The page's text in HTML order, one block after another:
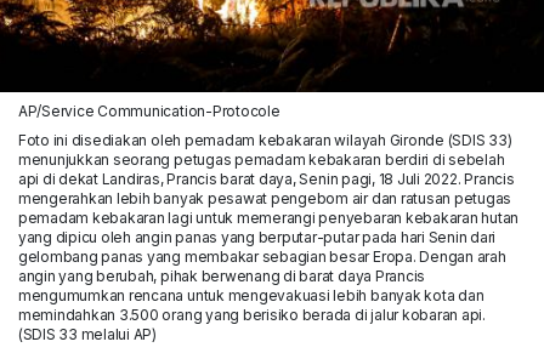
AP/Service Communication-Protocole
Foto ini disediakan oleh pemadam kebakaran wilayah Gironde (SDIS 33)
menunjukkan seorang petugas pemadam kebakaran berdiri di sebelah
api di dekat Landiras, Prancis barat daya, Senin pagi, 18 Juli 2022. Prancis
mengerahkan lebih banyak pesawat pengebom air dan ratusan petugas
pemadam kebakaran lagi untuk memerangi penyebaran kebakaran hutan
yang dipicu oleh angin panas yang berputar-putar pada hari Senin dari
gelombang panas yang membakar sebagian besar Eropa. Dengan arah
angin yang berubah, pihak berwenang di barat daya Prancis
mengumumkan rencana untuk mengevakuasi lebih banyak kota dan
memindahkan 3.500 orang yang berisiko berada di jalur kobaran api.
(SDIS 33 melalui AP)